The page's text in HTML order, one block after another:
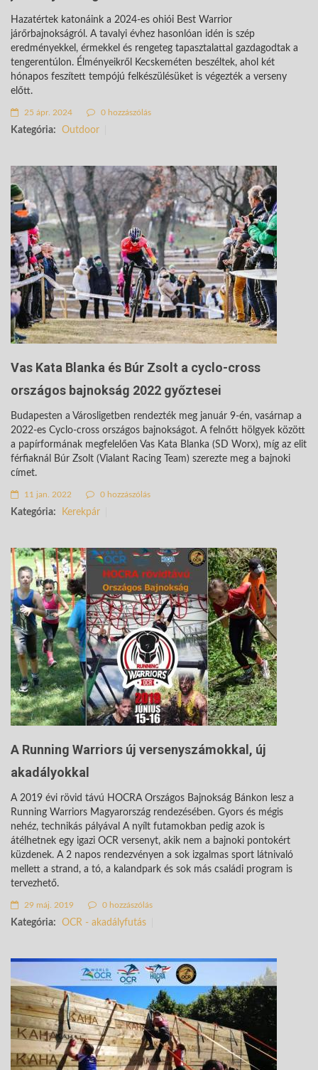
Hazatértek katonáink a 2024-es ohiói Best Warrior
járőrbajnokságról. A tavalyi évhez hasonlóan idén is szép
eredményekkel, érmekkel és rengeteg tapasztalattal gazdagodtak a
tengerentúlon. Élményeikről Kecskeméten beszéltek, ahol két
hónapos feszített tempójú felkészülésüket is végezték a verseny
előtt.
25 ápr. 2024 0 hozzászólás
Kategória: Outdoor
Vas Kata Blanka és Búr Zsolt a cyclo-cross
országos bajnokság 2022 győztesei
Budapesten a Városligetben rendezték meg január 9-én, vasárnap a
2022-es Cyclo-cross országos bajnokságot. A felnőtt hölgyek között
a papírformának megfelelően Vas Kata Blanka (SD Worx), míg az elit
férfiaknál Búr Zsolt (Vialant Racing Team) szerezte meg a bajnoki
címet.
11 jan. 2022 0 hozzászólás
Kategória: Kerekpár
A Running Warriors új versenyszámokkal, új
akadályokkal
A 2019 évi rövid távú HOCRA Országos Bajnokság Bánkon lesz a
Running Warriors Magyarország rendezésében. Gyors és mégis
nehéz, technikás pályával A nyílt futamokban pedig azok is
átélhetnek egy igazi OCR versenyt, akik nem a bajnoki pontokért
küzdenek. A 2 napos rendezvényen a sok izgalmas sport látnivaló
mellett a strand, a tó, a kalandpark és sok más családi program is
tervezhető.
29 máj. 2019 0 hozzászólás
Kategória: OCR - akadályfutás